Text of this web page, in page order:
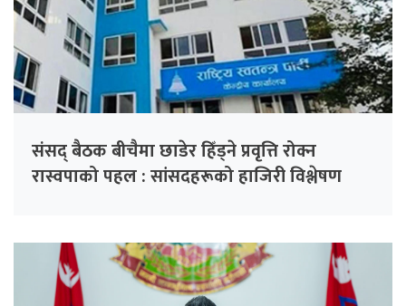
संसद् बैठक बीचैमा छाडेर हिँड्ने प्रवृत्ति रोक्न
रास्वपाको पहल : सांसदहरूको हाजिरी विश्लेषण